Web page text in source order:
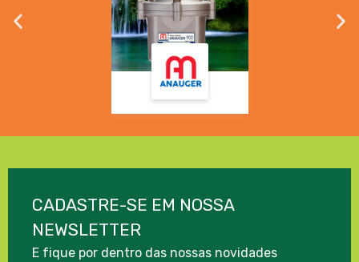
CADASTRE-SE EM NOSSA
NEWSLETTER
E fique por dentro das nossas novidades